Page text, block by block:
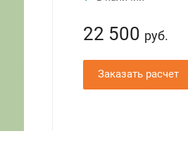
22 500 руб.
Заказать расчет